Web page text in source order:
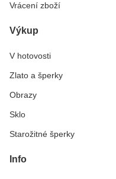
Vrácení zboží
Výkup
V hotovosti
Zlato a šperky
Obrazy
Sklo
Starožitné šperky
Info